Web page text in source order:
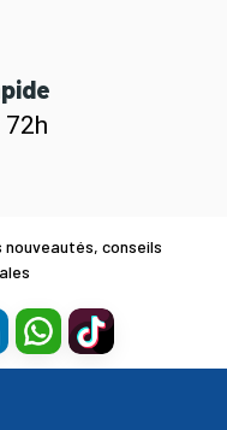
72h
conseils